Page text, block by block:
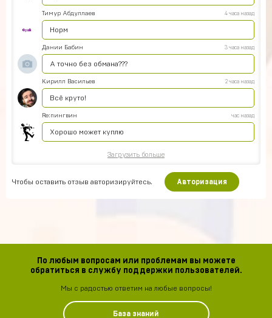
Тимур Абдуллаев 4 часа назад
Норм
Дании Бабин 3 часа назад
А точно без обмана???
Кирилл Васильев 2 часа назад
Всё круто!
Re:пингвин час назад
Хорошо может куплю
Загрузить больше
Чтобы оставить отзыв авторизируйтесь. Авторизация
По любым вопросам или проблемам вы можете
обратиться в службу поддержки пользователей.
Мы с радостью ответим на любые вопросы!
База знаний